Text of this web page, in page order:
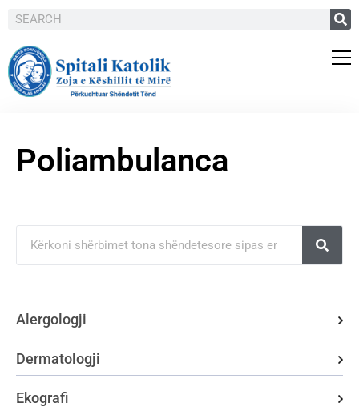
Poliambulanca
Alergologji
Dermatologji
Ekografi